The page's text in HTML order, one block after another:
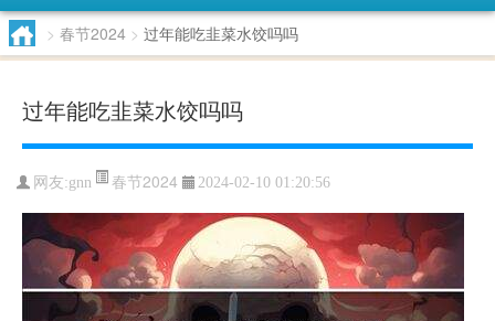
> 春节2024 > 过年能吃韭菜水饺吗吗
过年能吃韭菜水饺吗吗
网友:gnn 春节2024 2024-02-10 01:20:56